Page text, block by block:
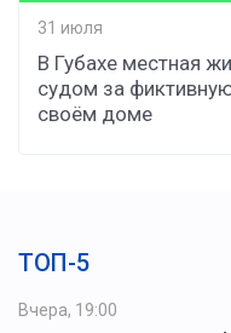
31 июля
В Губахе местная
судом за
своём доме
ТОП-5
Вчера, 19:00